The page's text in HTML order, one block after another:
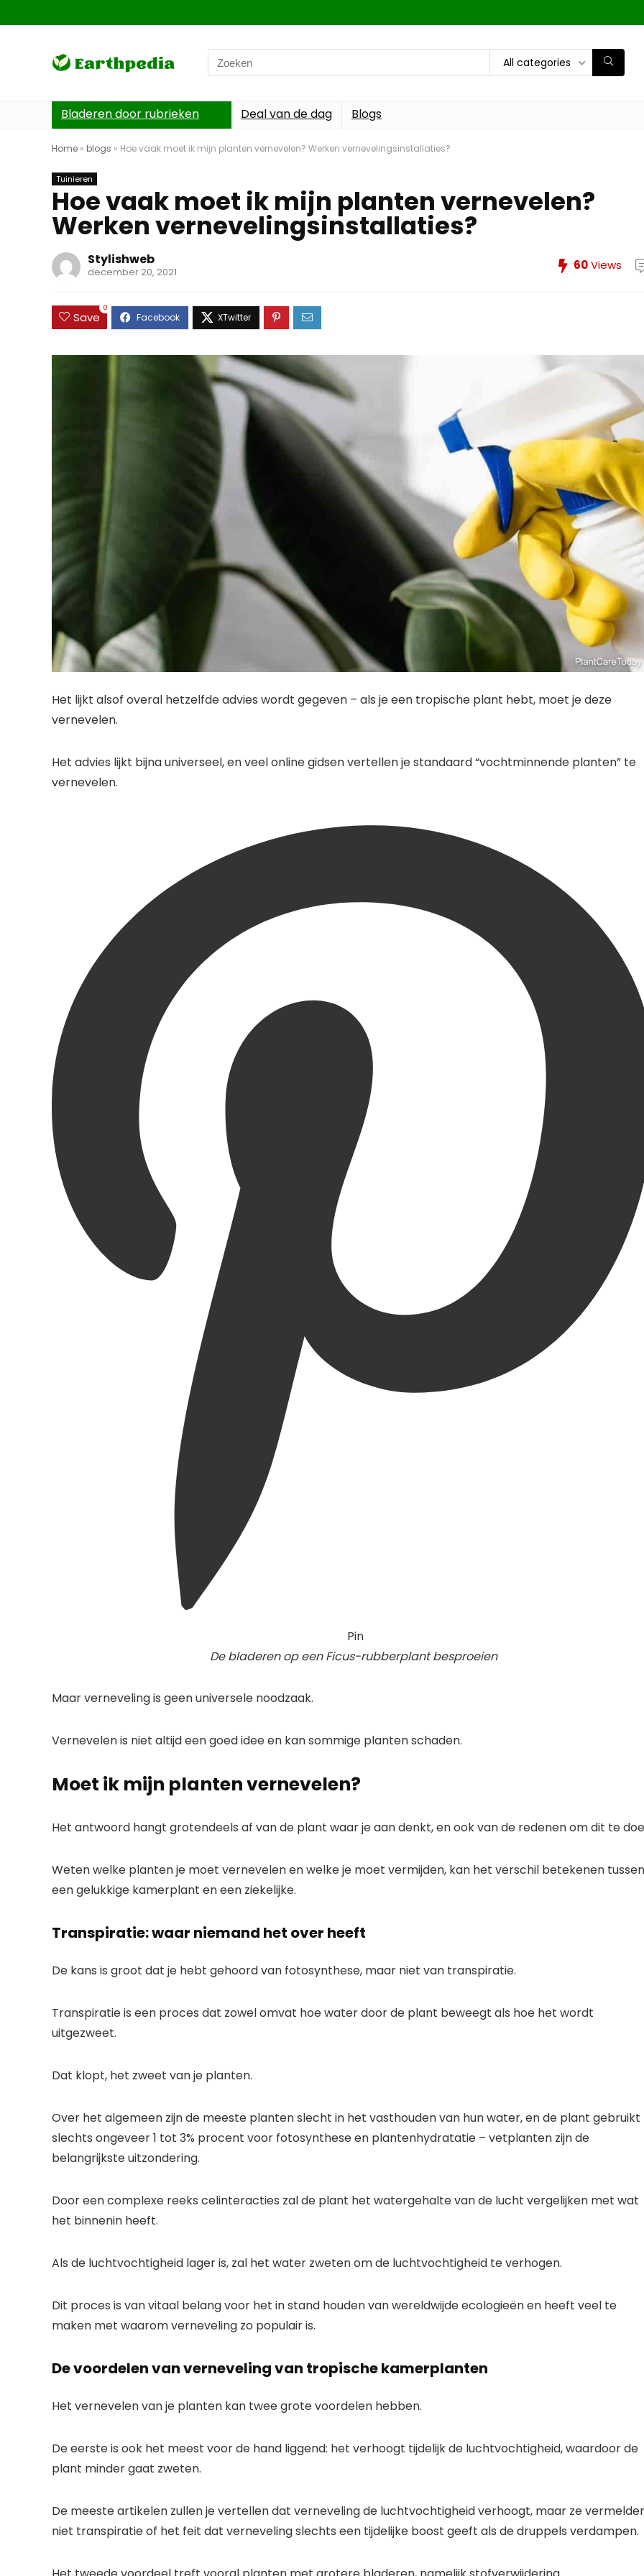
Search
for:
All categories
Bladeren door rubrieken Deal van de dag Blogs
Home » blogs » Hoe vaak moet ik mijn planten vernevelen? Werken vernevelingsinstallaties?
Tuinieren
Hoe vaak moet ik mijn planten vernevelen?
Werken vernevelingsinstallaties?
Stylishweb
december 20, 2021 60Views
Save
0
Het lijkt alsof overal hetzelfde advies wordt gegeven – als je een tropische plant hebt, moet je deze
vernevelen.
Het advies lijkt bijna universeel, en veel online gidsen vertellen je standaard “vochtminnende planten” te
vernevelen.
Pin
De bladeren op een Ficus-rubberplant besproeien
Maar verneveling is geen universele noodzaak.
Vernevelen is niet altijd een goed idee en kan sommige planten schaden.
Moet ik mijn planten vernevelen?
Het antwoord hangt grotendeels af van de plant waar je aan denkt, en ook van de redenen om dit te
Weten welke planten je moet vernevelen en welke je moet vermijden, kan het verschil betekenen tussen
een gelukkige kamerplant en een ziekelijke.
Transpiratie: waar niemand het over heeft
De kans is groot dat je hebt gehoord van fotosynthese, maar niet van transpiratie.
Transpiratie is een proces dat zowel omvat hoe water door de plant beweegt als hoe het wordt
uitgezweet.
Dat klopt, het zweet van je planten.
Over het algemeen zijn de meeste planten slecht in het vasthouden van hun water, en de plant gebruikt
slechts ongeveer 1 tot 3% procent voor fotosynthese en plantenhydratatie – vetplanten zijn de
belangrijkste uitzondering.
Door een complexe reeks celinteracties zal de plant het watergehalte van de lucht vergelijken met wat
het binnenin heeft.
Als de luchtvochtigheid lager is, zal het water zweten om de luchtvochtigheid te verhogen.
Dit proces is van vitaal belang voor het in stand houden van wereldwijde ecologieën en heeft veel te
maken met waarom verneveling zo populair is.
De voordelen van verneveling van tropische kamerplanten
Het vernevelen van je planten kan twee grote voordelen hebben.
De eerste is ook het meest voor de hand liggend: het verhoogt tijdelijk de luchtvochtigheid, waardoor de
plant minder gaat zweten.
De meeste artikelen zullen je vertellen dat verneveling de luchtvochtigheid verhoogt, maar ze
niet transpiratie of het feit dat verneveling slechts een tijdelijke boost geeft als de druppels verdampen.